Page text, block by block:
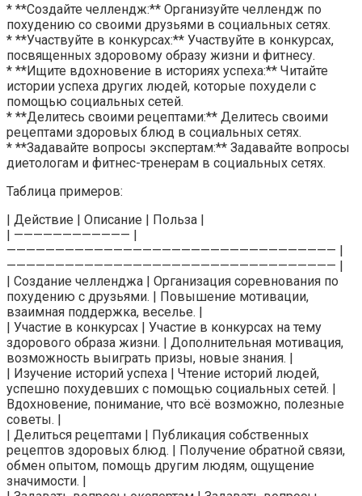
* **Создайте челлендж:** Организуйте челлендж по
похудению со своими друзьями в социальных сетях.
* **Участвуйте в конкурсах:** Участвуйте в конкурсах,
посвященных здоровому образу жизни и фитнесу.
* **Ищите вдохновение в историях успеха:** Читайте
истории успеха других людей, которые похудели с
помощью социальных сетей.
* **Делитесь своими рецептами:** Делитесь своими
рецептами здоровых блюд в социальных сетях.
* **Задавайте вопросы экспертам:** Задавайте вопросы
диетологам и фитнес-тренерам в социальных сетях.
Таблица примеров:
| Действие | Описание | Польза |
| ———————————— |
—————————————————————————————————— |
—————————————————————————————————— |
| Создание челленджа | Организация соревнования по
похудению с друзьями. | Повышение мотивации,
взаимная поддержка, веселье. |
| Участие в конкурсах | Участие в конкурсах на тему
здорового образа жизни. | Дополнительная мотивация,
возможность выиграть призы, новые знания. |
| Изучение историй успеха | Чтение историй людей,
успешно похудевших с помощью социальных сетей. |
Вдохновение, понимание, что всё возможно, полезные
советы. |
| Делиться рецептами | Публикация собственных
рецептов здоровых блюд. | Получение обратной связи,
обмен опытом, помощь другим людям, ощущение
значимости. |